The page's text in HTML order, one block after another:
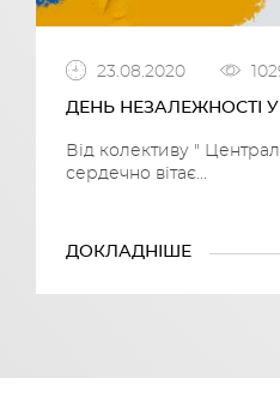
23.08.2020
ДЕНЬ НЕЗАЛЕЖНОСТІ
Від колективу "
сердечно вітає...
ДОКЛАДНІШЕ